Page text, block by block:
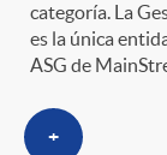
categoría. La
es la única
ASG de
+